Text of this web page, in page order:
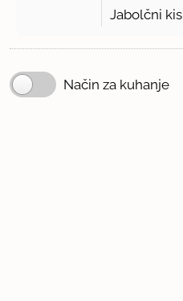
Jabolčni kis
Način za kuhanje